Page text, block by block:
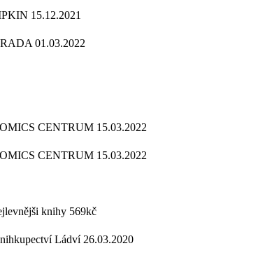
15.12.2021
01.03.2022
CENTRUM 15.03.2022
CENTRUM 15.03.2022
knihy 569kč
Ládví 26.03.2020